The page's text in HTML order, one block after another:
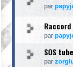
par
par
SOS
par